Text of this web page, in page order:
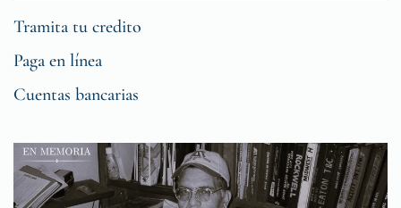
Tramita tu credito
Paga en línea
Cuentas bancarias